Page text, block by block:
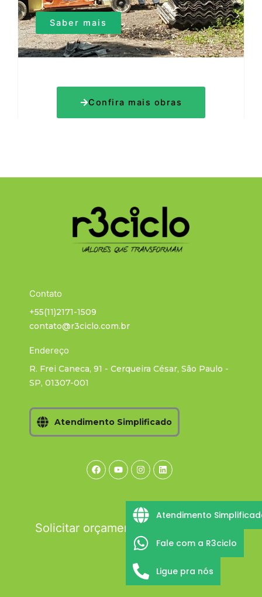
Saber mais
Confira mais obras
Contato
+55(11)2171-1509
contato@r3ciclo.com.br
Endereço
R. Frei Caneca, 91 - Cerqueira César, São Paulo -
SP, 01307-001
Atendimento Simplificado
Facebook
YoutubeInstagramLinkedin
Solicitar orçamento
Atendimento
Fale com a R3ciclo
Ligue pra nós